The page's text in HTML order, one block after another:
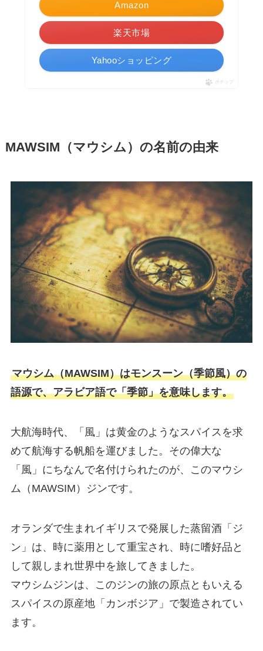
Amazon
楽天市場
Yahooショッピング
ポチップ
MAWSIM（マウシム）の名前の由来
マウシム（MAWSIM）はモンスーン（季節風）の
語源で、アラビア語で「季節」を意味します。
大航海時代、「風」は黄金のようなスパイスを求
めて航海する帆船を運びました。その偉大な
「風」にちなんで名付けられたのが、このマウシ
ム（MAWSIM）ジンです。
オランダで生まれイギリスで発展した蒸留酒「ジ
ン」は、時に薬用として重宝され、時に嗜好品と
して親しまれ世界中を旅してきました。
マウシムジンは、このジンの旅の原点ともいえる
スパイスの原産地「カンボジア」で製造されてい
ます。